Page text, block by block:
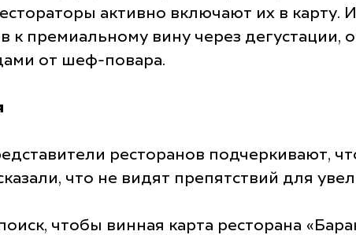
активно включают их в
к премиальному вину через
от шеф-повара.
ресторанов подчеркивают,
что не видят препятствий для
чтобы винная карта ресторана